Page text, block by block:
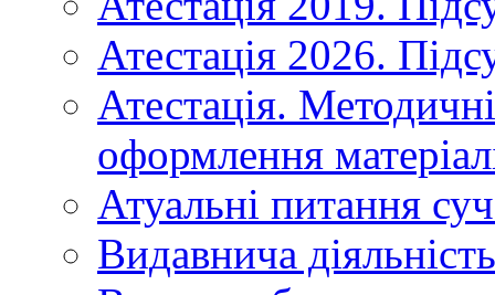
Атестація 2026.
Атестація.
оформлення
Атуальні питання
Видавнича діяльність